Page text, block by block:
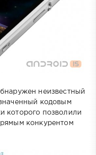
неизвестный
кодовым
которого позволили
конкурентом